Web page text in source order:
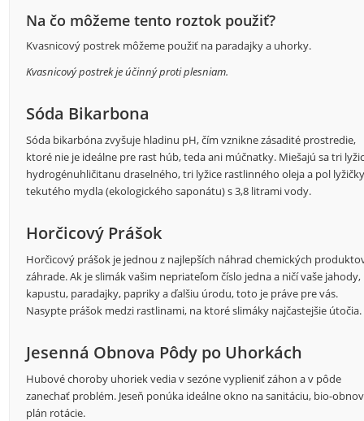
Na čo môžeme tento roztok použiť?
Kvasnicový postrek môžeme použiť na paradajky a uhorky.
Kvasnicový postrek je účinný proti plesniam.
Sóda Bikarbona
Sóda bikarbóna zvyšuje hladinu pH, čím vznikne zásadité prostredie,
ktoré nie je ideálne pre rast húb, teda ani múčnatky. Miešajú sa tri
hydrogénuhličitanu draselného, tri lyžice rastlinného oleja a pol
tekutého mydla (ekologického saponátu) s 3,8 litrami vody.
Horčicový Prášok
Horčicový prášok je jednou z najlepších náhrad chemických
záhrade. Ak je slimák vašim nepriateľom číslo jedna a ničí vaše jahody,
kapustu, paradajky, papriky a ďalšiu úrodu, toto je práve pre vás.
Nasypte prášok medzi rastlinami, na ktoré slimáky najčastejšie útočia.
Jesenná Obnova Pôdy po Uhorkách
Hubové choroby uhoriek vedia v sezóne vyplieniť záhon a v pôde
zanechať problém. Jeseň ponúka ideálne okno na sanitáciu, bio-
plán rotácie.